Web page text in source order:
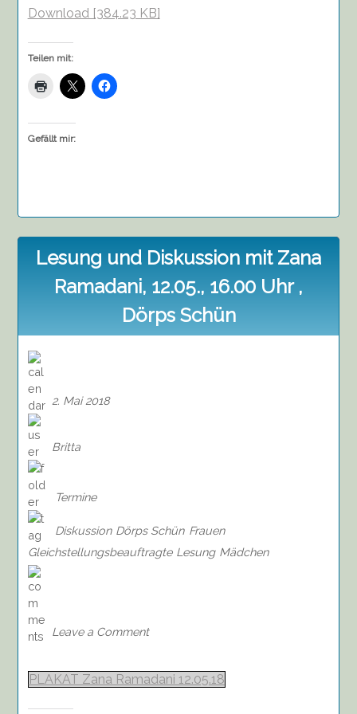
Download [384.23 KB]
Teilen mit:
Gefällt mir:
Lesung und Diskussion mit Zana
Ramadani, 12.05., 16.00 Uhr ,
Dörps Schün
2. Mai 2018
Britta
Termine
Diskussion Dörps Schün Frauen
Gleichstellungsbeauftragte Lesung Mädchen
Leave a Comment
mit
Ramadani,
12.05.,
PLAKAT Zana Ramadani 12.05.18